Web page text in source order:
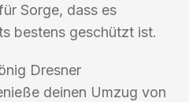
Sorge, dass es
bestens geschützt ist.
Dresner
deinen Umzug von